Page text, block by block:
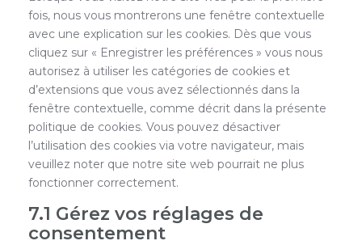
fois, nous vous montrerons une fenêtre contextuelle
avec une explication sur les cookies. Dès que vous
cliquez sur « Enregistrer les préférences » vous nous
autorisez à utiliser les catégories de cookies et
d’extensions que vous avez sélectionnés dans la
fenêtre contextuelle, comme décrit dans la présente
politique de cookies. Vous pouvez désactiver
l’utilisation des cookies via votre navigateur, mais
veuillez noter que notre site web pourrait ne plus
fonctionner correctement.
7.1 Gérez vos réglages de
consentement